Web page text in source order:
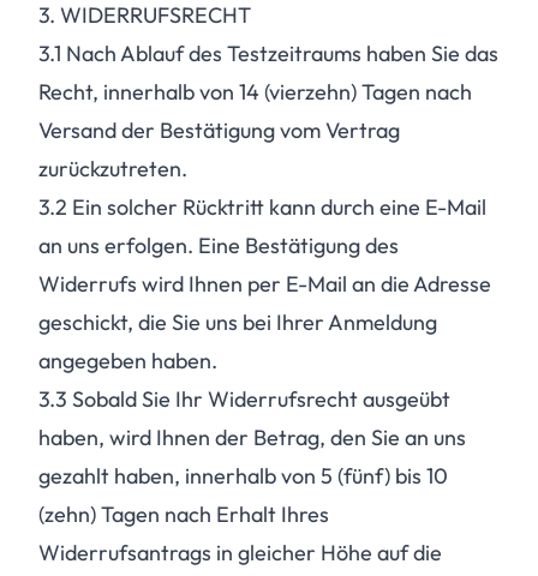
3. WIDERRUFSRECHT
3.1 Nach Ablauf des Testzeitraums haben Sie das
Recht, innerhalb von 14 (vierzehn) Tagen nach
Versand der Bestätigung vom Vertrag
zurückzutreten.
3.2 Ein solcher Rücktritt kann durch eine E-Mail
an uns erfolgen. Eine Bestätigung des
Widerrufs wird Ihnen per E-Mail an die Adresse
geschickt, die Sie uns bei Ihrer Anmeldung
angegeben haben.
3.3 Sobald Sie Ihr Widerrufsrecht ausgeübt
haben, wird Ihnen der Betrag, den Sie an uns
gezahlt haben, innerhalb von 5 (fünf) bis 10
(zehn) Tagen nach Erhalt Ihres
Widerrufsantrags in gleicher Höhe auf die